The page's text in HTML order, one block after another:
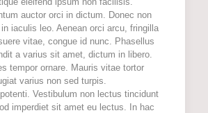
auctor orci in dictum. Donec non
iaculis leo. Aenean orci arcu, fringilla
vitae, congue id nunc. Phasellus
a varius sit amet, dictum in libero.
tempor ornare. Mauris vitae tortor
varius non sed turpis.
Vestibulum non lectus tincidunt
imperdiet sit amet eu lectus. In hac